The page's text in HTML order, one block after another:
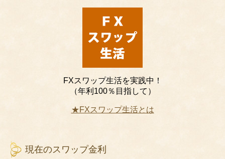
FXスワップ生活を実践中！
（年利100％目指して）
★FXスワップ生活とは
現在のスワップ金利